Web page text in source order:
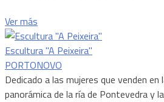
Ver más
Escultura "A Peixeira"
PORTONOVO
Dedicado a las mujeres que venden
panorámica de la ría de Pontevedra y